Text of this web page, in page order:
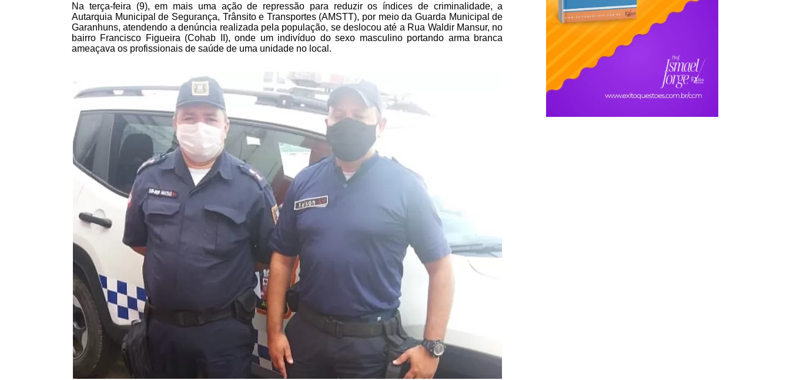
Na terça-feira (9), em mais uma ação de repressão para reduzir os índices de criminalidade, a
Autarquia Municipal de Segurança, Trânsito e Transportes (AMSTT), por meio da Guarda Municipal de
Garanhuns, atendendo a denúncia realizada pela população, se deslocou até a Rua Waldir Mansur, no
bairro Francisco Figueira (Cohab II), onde um indivíduo do sexo masculino portando arma branca
ameaçava os profissionais de saúde de uma unidade no local.